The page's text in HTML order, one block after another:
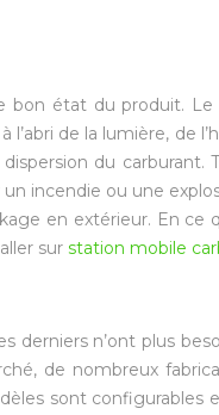
bon état du produit. Le
de la lumière, de
du carburant.
incendie ou une
en extérieur. En ce
sur station mobile
derniers n’ont plus
de nombreux
sont configurables